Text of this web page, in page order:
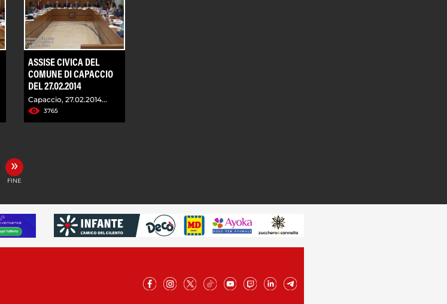
ASSISE CIVICA DEL
COMUNE DI CAPACCIO
DEL 27.02.2014
Capaccio, 27.02.2014...
3765
»
FINE